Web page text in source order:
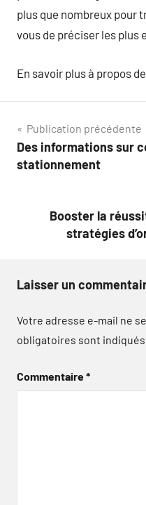
plus que nombreux pour
vous de préciser les plus
En savoir plus à propos de
Navigation
de
Publication précédente
Des informations sur
stationnement
Booster la
stratégies
Laisser un
Votre adresse e-mail ne
obligatoires sont
Commentaire*